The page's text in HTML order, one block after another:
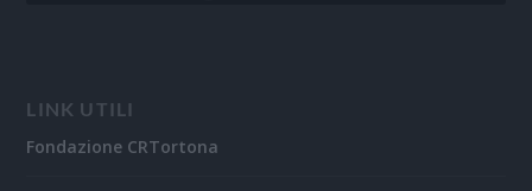
LINK UTILI
Fondazione CRTortona